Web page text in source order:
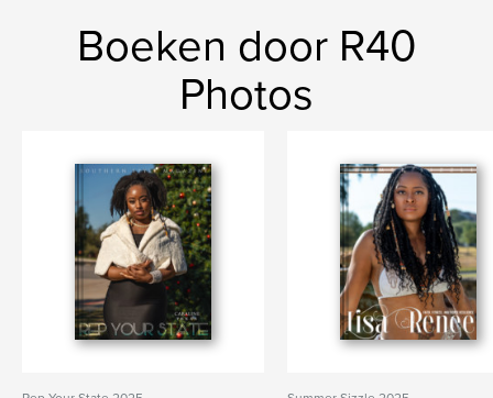
Boeken door R40
Photos